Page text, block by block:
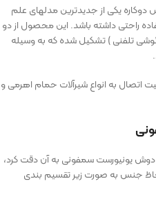
یکی از جدیدترین مدلهای علم
راحتی داشته باشد. این محصول از دو
تلفنی ) تشکیل شده که به وسیله
اتصال به انواع شیرآلات حمام اهرمی و
دوش یونیورست سمفونی به آن دقت کرد،
جنس به صورت زیر تقسیم بندی